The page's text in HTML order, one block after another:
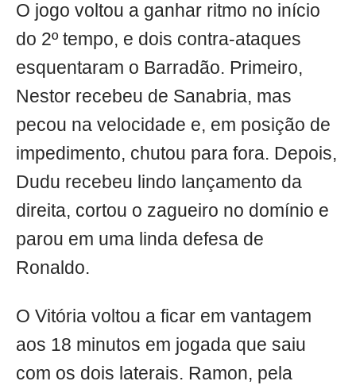
O jogo voltou a ganhar ritmo no início
do 2º tempo, e dois contra-ataques
esquentaram o Barradão. Primeiro,
Nestor recebeu de Sanabria, mas
pecou na velocidade e, em posição de
impedimento, chutou para fora. Depois,
Dudu recebeu lindo lançamento da
direita, cortou o zagueiro no domínio e
parou em uma linda defesa de
Ronaldo.
O Vitória voltou a ficar em vantagem
aos 18 minutos em jogada que saiu
com os dois laterais. Ramon, pela